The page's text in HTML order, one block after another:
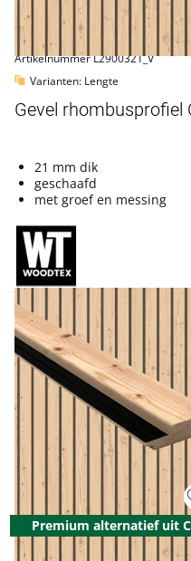
Artikelnummer L2900321_V
Varianten: Lengte
Gevel rhombusprofiel
21 mm dik
geschaafd
met groef en messing
Premium alternatief uit